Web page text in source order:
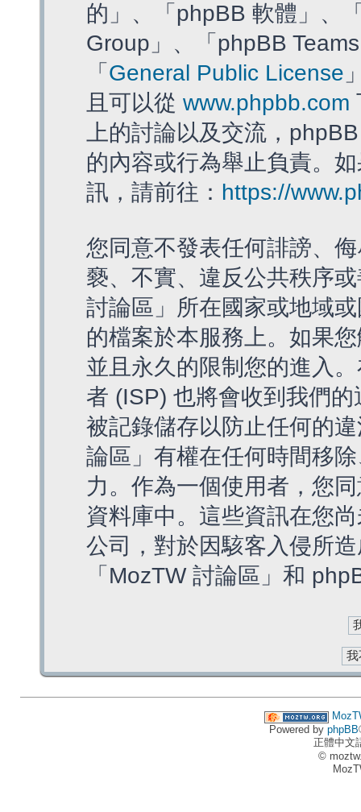
的」、「phpBB 軟體」、
Group」、「phpBB
「 General Public License
且可以從 www.phpbb.com
上的討論以及交流，
的內容或行為舉止負責。
訊，請前往： https://
您同意不發表任何誹謗、
褻、不實、違反公共秩序
討論區」所在國家或地域
的檔案於本服務上。如果
並且永久的限制您的進入
者 (ISP) 也將會收到我們
被記錄儲存以防止任何的
論區」有權在任何時間移
力。作為一個使用者，您
資料庫中。這些資訊在您
公司，對於因駭客入侵所
「MozTW 討論區」和
Powered by phpBB
正體中文
©